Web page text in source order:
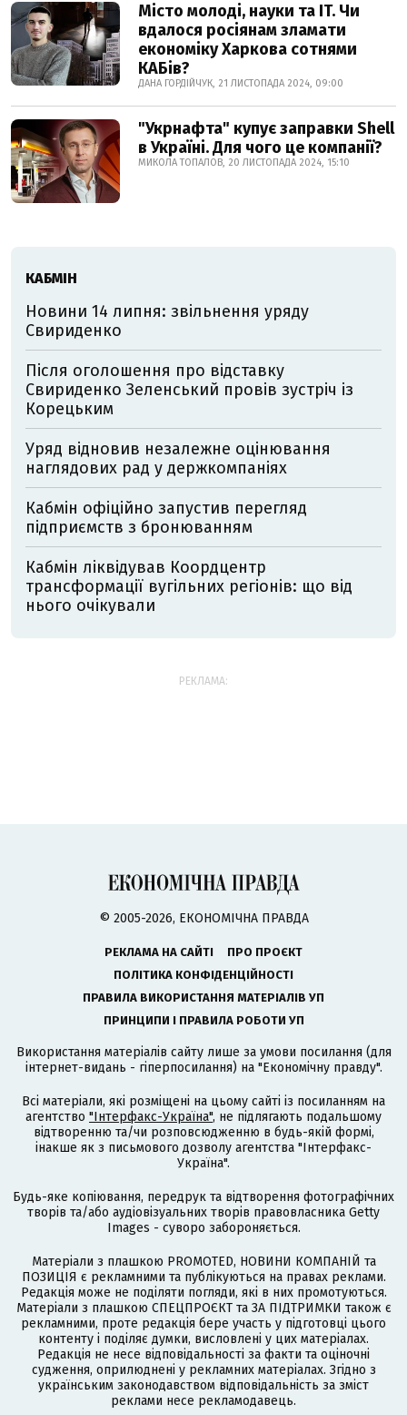
Місто молоді, науки та IT. Чи
вдалося росіянам зламати
економіку Харкова сотнями
КАБів?
ДАНА ГОРДІЙЧУК, 21 ЛИСТОПАДА 2024, 09:00
"Укрнафта" купує заправки Shell
в Україні. Для чого це компанії?
МИКОЛА ТОПАЛОВ, 20 ЛИСТОПАДА 2024, 15:10
КАБМІН
Новини 14 липня: звільнення уряду
Свириденко
Після оголошення про відставку
Свириденко Зеленський провів зустріч із
Корецьким
Уряд відновив незалежне оцінювання
наглядових рад у держкомпаніях
Кабмін офіційно запустив перегляд
підприємств з бронюванням
Кабмін ліквідував Коордцентр
трансформації вугільних регіонів: що від
нього очікували
РЕКЛАМА:
© 2005-2026, ЕКОНОМІЧНА ПРАВДА
РЕКЛАМА НА САЙТІ
ПРО ПРОЄКТ
ПОЛІТИКА КОНФІДЕНЦІЙНОСТІ
ПРАВИЛА ВИКОРИСТАННЯ МАТЕРІАЛІВ УП
ПРИНЦИПИ І ПРАВИЛА РОБОТИ УП
Використання матеріалів сайту лише за умови посилання (для
інтернет-видань - гіперпосилання) на "Економічну правду".
Всі матеріали, які розміщені на цьому сайті із посиланням на
агентство "Інтерфакс-Україна", не підлягають подальшому
відтворенню та/чи розповсюдженню в будь-якій формі,
інакше як з письмового дозволу агентства "Інтерфакс-
Україна".
Будь-яке копіювання, передрук та відтворення фотографічних
творів та/або аудіовізуальних творів правовласника Getty
Images - суворо забороняється.
Матеріали з плашкою PROMOTED, НОВИНИ КОМПАНІЙ та
ПОЗИЦІЯ є рекламними та публікуються на правах реклами.
Редакція може не поділяти погляди, які в них промотуються.
Матеріали з плашкою СПЕЦПРОЄКТ та ЗА ПІДТРИМКИ також є
рекламними, проте редакція бере участь у підготовці цього
контенту і поділяє думки, висловлені у цих матеріалах.
Редакція не несе відповідальності за факти та оціночні
судження, оприлюднені у рекламних матеріалах. Згідно з
українським законодавством відповідальність за зміст
реклами несе рекламодавець.